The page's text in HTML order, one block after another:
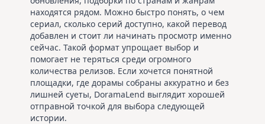
находятся рядом. Можно быстро понять, о чем
сериал, сколько серий доступно, какой перевод
добавлен и стоит ли начинать просмотр именно
сейчас. Такой формат упрощает выбор и
помогает не теряться среди огромного
количества релизов. Если хочется понятной
площадки, где дорамы собраны аккуратно и без
лишней суеты, DoramaLend выглядит хорошей
отправной точкой для выбора следующей
истории.